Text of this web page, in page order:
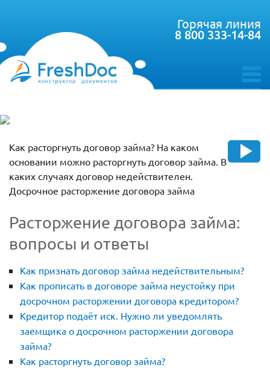
toggle
Горячая линия
8 800 333-14-84
Как расторгнуть договор займа? На каком
основании можно расторгнуть договор займа. В
каких случаях договор недействителен.
Досрочное расторжение договора займа
Расторжение договора займа:
вопросы и ответы
Как признать договор займа недействительным?
Как прописать в договоре займа неустойку при
досрочном расторжении договора кредитором?
Кредитор подаёт иск. Нужно ли уведомлять
заемщика о досрочном расторжении договора
займа?
Как расторгнуть договор займа?